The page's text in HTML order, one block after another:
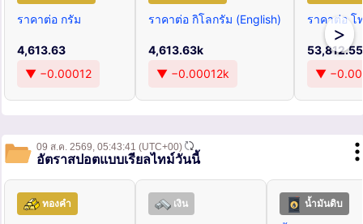
ราคาต่อ กรัม
4,613.63
▼ −0.00012
ราคาต่อ กิโลกรัม (English)
4,613.63k
▼ −0.00012k
ราคาต่อ โ
53,812.55
▼
>
09 ส.ค. 2569, 05:43:41 (UTC+00)
อัตราสปอตแบบเรียลไทม์วันนี้
ทองคำ เงิน น้ำมันดิบ